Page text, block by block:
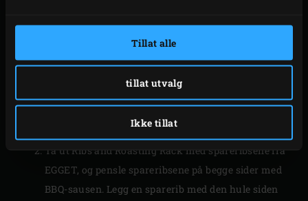
Tillat alle
tillat utvalg
Ikke tillat
minutter ved denne temperaturen.
temperaturen i ca. 60 minutter. Spre ut 4 store ark
Ta ut Ribs and Roasting Rack med spareribsene fra
EGGET, og pensle spareribsene på begge sider med
BBQ-sausen. Legg en sparerib med den hule siden